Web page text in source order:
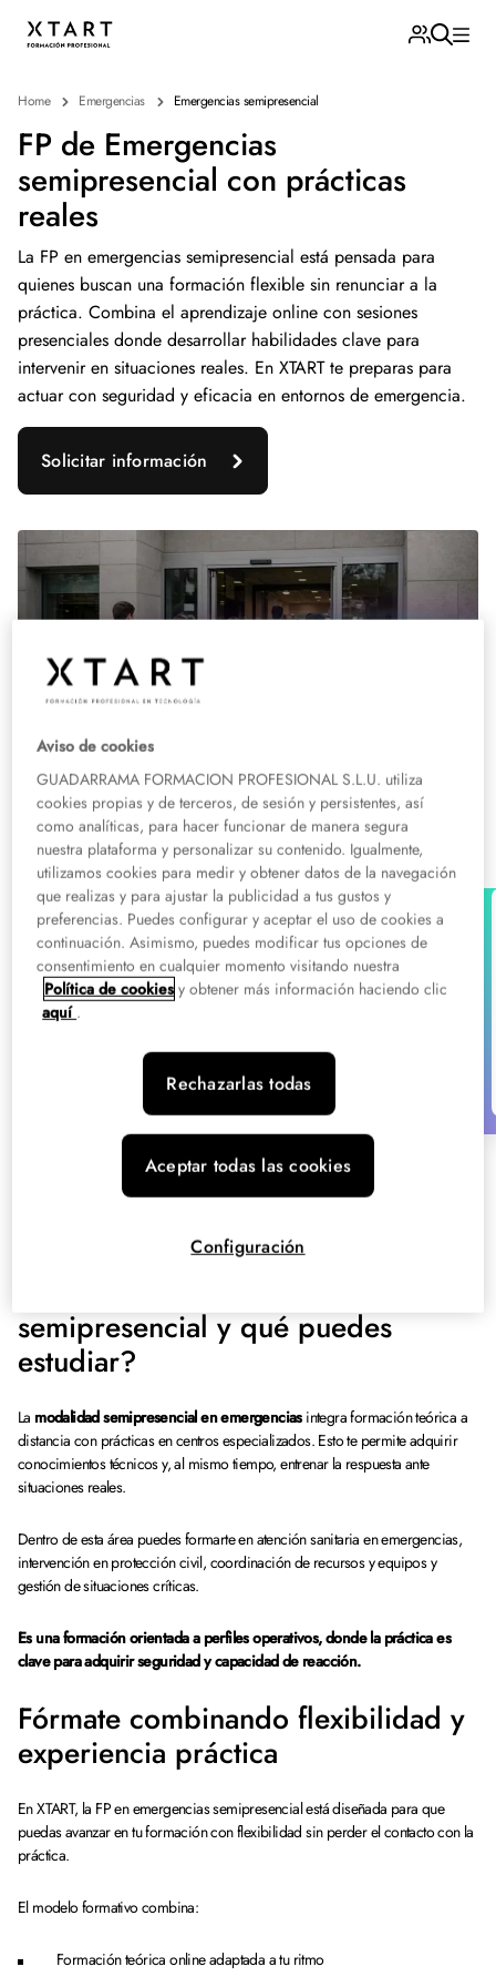
Home Emergencias Emergencias semipresencial
FP de Emergencias
semipresencial con prácticas
reales
La FP en emergencias semipresencial está pensada para
quienes buscan una formación flexible sin renunciar a la
práctica. Combina el aprendizaje online con sesiones
presenciales donde desarrollar habilidades clave para
intervenir en situaciones reales. En XTART te preparas para
actuar con seguridad y eficacia en entornos de emergencia.
Solicitar información
Grados medios y superiores en
emergencias semipresenciales
Grado Medio Emergencias
FP Técnico Emergencias y Protección
Civil Semipresencial
Murcia
Semipresencial
Consulta descuentos 14/08
semipresencial y qué puedes
estudiar?
La modalidad semipresencial en emergenciasintegra formación teórica a
distancia con prácticas en centros especializados. Esto te permite adquirir
conocimientos técnicos y, al mismo tiempo, entrenar la respuesta ante
situaciones reales.
Dentro de esta área puedes formarte en atención sanitaria en emergencias,
intervención en protección civil, coordinación de recursos y equipos y
gestión de situaciones críticas.
Es una formación orientada a perfiles operativos, donde la práctica es
clave para adquirir seguridad y capacidad de reacción.
Fórmate combinando flexibilidad y
experiencia práctica
En XTART, la FP en emergencias semipresencial está diseñada para que
puedas avanzar en tu formación con flexibilidad sin perder el contacto con la
práctica.
El modelo formativo combina:
Formación teórica online adaptada a tu ritmo
Aviso de cookies
GUADARRAMA FORMACION PROFESIONAL S.L.U. utiliza
cookies propias y de terceros, de sesión y persistentes, así
como analíticas, para hacer funcionar de manera segura
nuestra plataforma y personalizar su contenido. Igualmente,
utilizamos cookies para medir y obtener datos de la navegación
que realizas y para ajustar la publicidad a tus gustos y
preferencias. Puedes configurar y aceptar el uso de cookies a
continuación. Asimismo, puedes modificar tus opciones de
consentimiento en cualquier momento visitando nuestra
Política de cookies y obtener más información haciendo clic
aquí .
Rechazarlas todas
Aceptar todas las cookies
Configuración